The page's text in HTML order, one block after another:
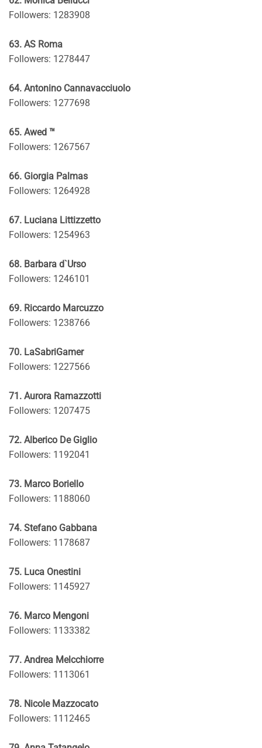
Followers: 1283908
63. AS Roma
Followers: 1278447
64. Antonino Cannavacciuolo
Followers: 1277698
65. Awed ™
Followers: 1267567
66. Giorgia Palmas
Followers: 1264928
67. Luciana Littizzetto
Followers: 1254963
68. Barbara d`Urso
Followers: 1246101
69. Riccardo Marcuzzo
Followers: 1238766
70. LaSabriGamer
Followers: 1227566
71. Aurora Ramazzotti
Followers: 1207475
72. Alberico De Giglio
Followers: 1192041
73. Marco Boriello
Followers: 1188060
74. Stefano Gabbana
Followers: 1178687
75. Luca Onestini
Followers: 1145927
76. Marco Mengoni
Followers: 1133382
77. Andrea Melcchiorre
Followers: 1113061
78. Nicole Mazzocato
Followers: 1112465